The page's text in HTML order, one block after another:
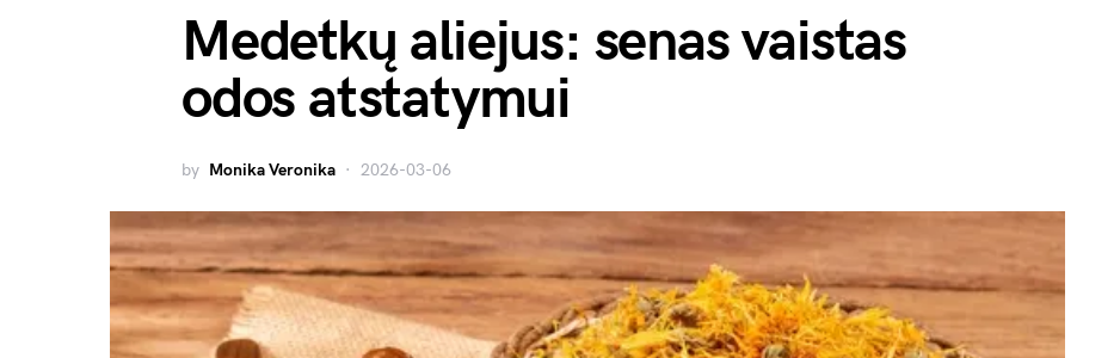
Medetkų aliejus: senas vaistas
odos atstatymui
by Monika Veronika 2026-03-06